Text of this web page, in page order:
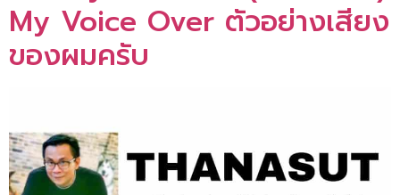
My Voice Over ตัวอย่างเสียง
ของผมครับ